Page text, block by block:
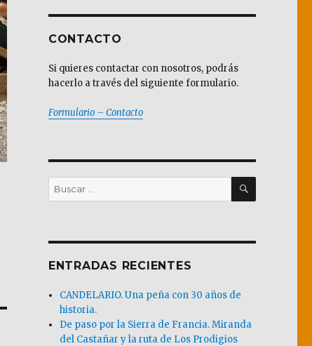
CONTACTO
Si quieres contactar con nosotros, podrás
hacerlo a través del siguiente formulario.
Formulario – Contacto
Buscar
por:
BUSCAR
ENTRADAS RECIENTES
CANDELARIO. Una peña con 30 años de
historia.
De paso por la Sierra de Francia. Miranda
del Castañar y la ruta de Los Prodigios